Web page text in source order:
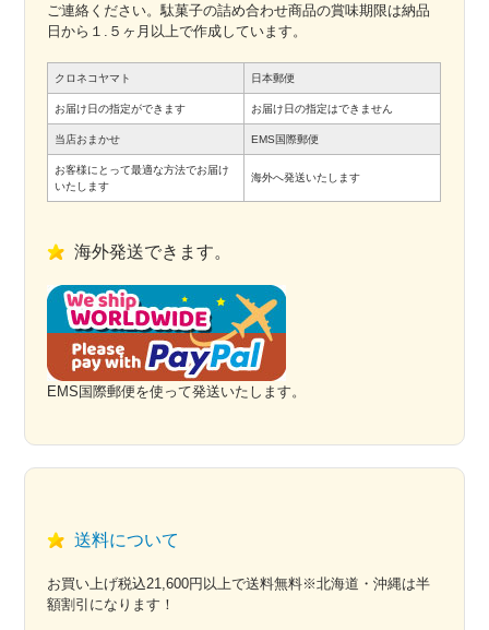
ご連絡ください。駄菓子の詰め合わせ商品の賞味期限は納品
日から１.５ヶ月以上で作成しています。
クロネコヤマト 日本郵便
お届け日の指定ができます お届け日の指定はできません
当店おまかせ EMS国際郵便
お客様にとって最適な方法でお届け
いたします
海外へ発送いたします
海外発送できます。
EMS国際郵便を使って発送いたします。
送料について
お買い上げ税込21,600円以上で送料無料※北海道・沖縄は半
額割引になります！